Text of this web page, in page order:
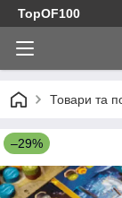
TopOF100
Товари та
–29%